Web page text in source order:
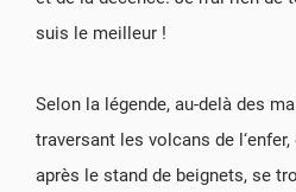
suis le meilleur !
Selon la légende, au-delà des
traversant les volcans de
après le stand de beignets, se